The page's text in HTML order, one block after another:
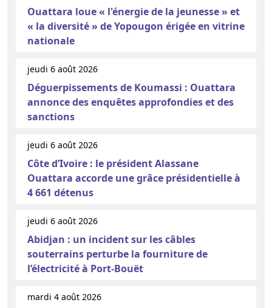
Ouattara loue « l'énergie de la jeunesse » et
« la diversité » de Yopougon érigée en vitrine
nationale
jeudi 6 août 2026
Déguerpissements de Koumassi : Ouattara
annonce des enquêtes approfondies et des
sanctions
jeudi 6 août 2026
Côte d’Ivoire : le président Alassane
Ouattara accorde une grâce présidentielle à
4 661 détenus
jeudi 6 août 2026
Abidjan : un incident sur les câbles
souterrains perturbe la fourniture de
l’électricité à Port-Bouët
mardi 4 août 2026